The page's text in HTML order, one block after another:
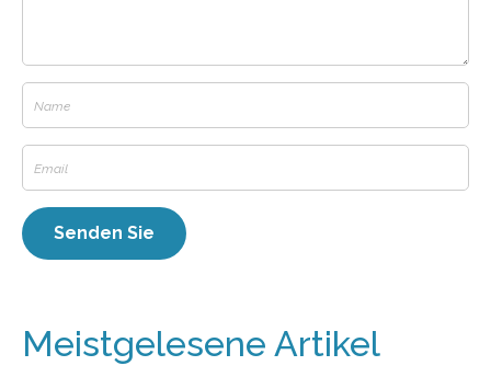
Meistgelesene Artikel